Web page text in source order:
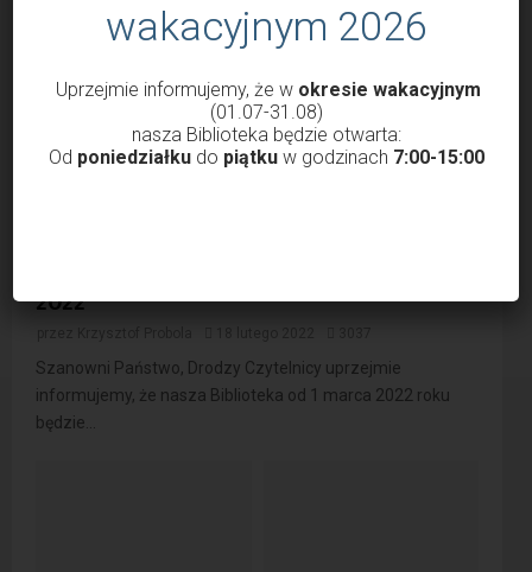
2022
Szanowni Państwo, Drodzy Czytelnicy uprzejmie
informujemy, że nasza Biblioteka od 1 marca 2022 roku
będzie...
wakacyjnym 2026
Uprzejmie informujemy, że w okresie wakacyjnym
(01.07-31.08)
nasza Biblioteka będzie otwarta:
Od poniedziałkudo piątkuw godzinach 7:00-15:00